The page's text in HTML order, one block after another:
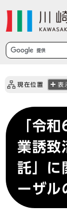
現在位置 表
「令
業誘致
託」に
ーザル